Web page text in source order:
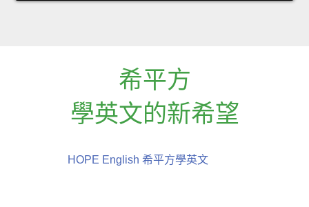
希平方
學英文的新希望
HOPE English 希平方學英文